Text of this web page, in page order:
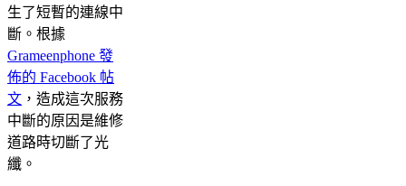
生了短暫的連線中
斷。根據
Grameenphone 發
佈的 Facebook 帖
文 ，造成這次服務
中斷的原因是維修
道路時切斷了光
纖。